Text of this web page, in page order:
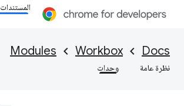
المستندات
Docs
Workbox
Modules
نظرة عامة وحدات